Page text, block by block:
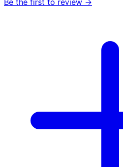
Be the first to review →